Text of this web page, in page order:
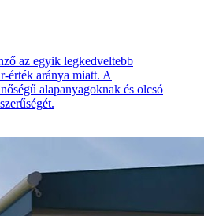
az egyik legkedveltebb
érték aránya miatt. A
alapanyagoknak és olcsó